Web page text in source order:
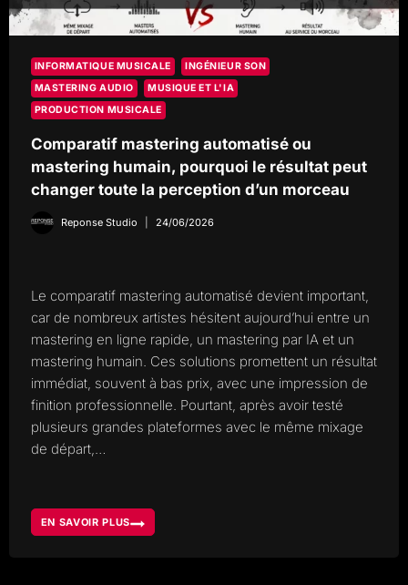
INFORMATIQUE MUSICALE
INGÉNIEUR SON
MASTERING AUDIO
MUSIQUE ET L'IA
PRODUCTION MUSICALE
Comparatif mastering automatisé ou
mastering humain, pourquoi le résultat peut
changer toute la perception d’un morceau
Reponse Studio 24/06/2026
Le comparatif mastering automatisé devient important,
car de nombreux artistes hésitent aujourd’hui entre un
mastering en ligne rapide, un mastering par IA et un
mastering humain. Ces solutions promettent un résultat
immédiat, souvent à bas prix, avec une impression de
finition professionnelle. Pourtant, après avoir testé
plusieurs grandes plateformes avec le même mixage
de départ,…
EN SAVOIR PLUS
COMPARATIF
MASTERING